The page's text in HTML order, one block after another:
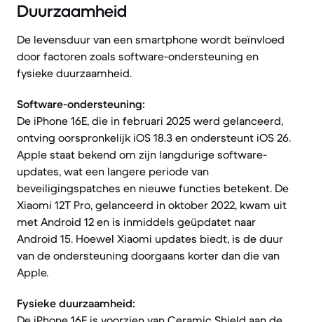
Duurzaamheid
De levensduur van een smartphone wordt beïnvloed
door factoren zoals software-ondersteuning en
fysieke duurzaamheid.
Software-ondersteuning:
De iPhone 16E, die in februari 2025 werd gelanceerd,
ontving oorspronkelijk iOS 18.3 en ondersteunt iOS 26.
Apple staat bekend om zijn langdurige software-
updates, wat een langere periode van
beveiligingspatches en nieuwe functies betekent. De
Xiaomi 12T Pro, gelanceerd in oktober 2022, kwam uit
met Android 12 en is inmiddels geüpdatet naar
Android 15. Hoewel Xiaomi updates biedt, is de duur
van de ondersteuning doorgaans korter dan die van
Apple.
Fysieke duurzaamheid: